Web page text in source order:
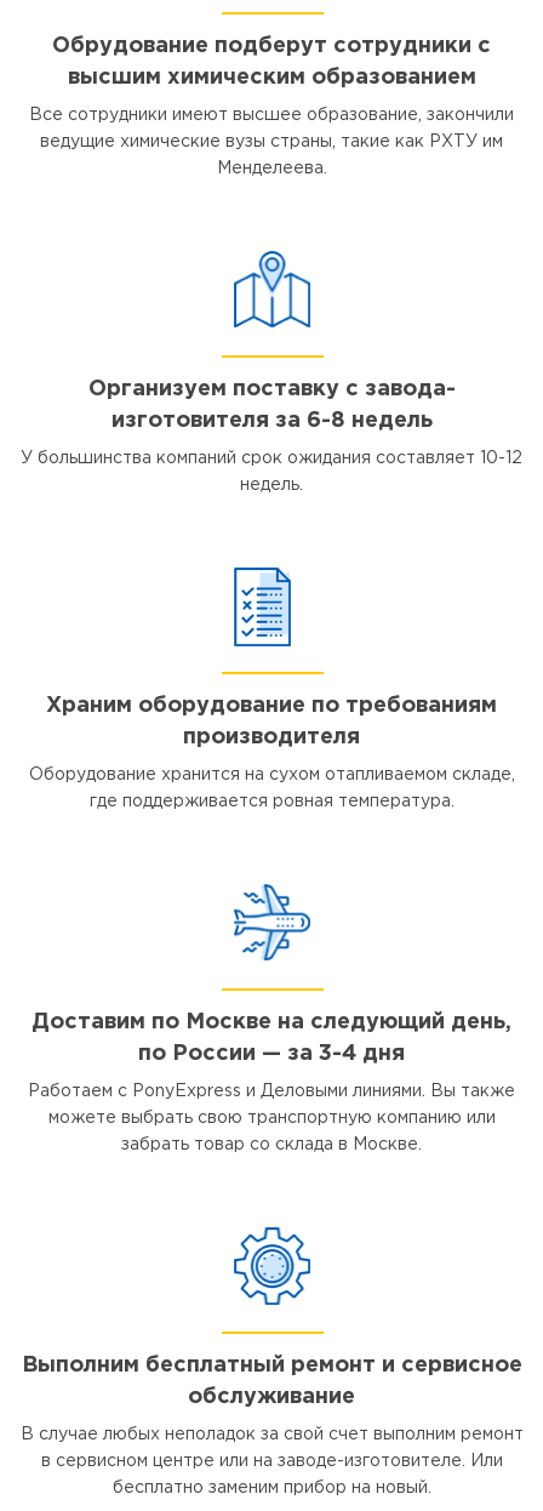
Обрудование подберут сотрудники с
высшим химическим образованием
Все сотрудники имеют высшее образование, закончили
ведущие химические вузы страны, такие как РХТУ им
Менделеева.
Организуем поставку с завода-
изготовителя за 6-8 недель
У большинства компаний срок ожидания составляет 10-12
недель.
Храним оборудование по требованиям
производителя
Оборудование хранится на сухом отапливаемом складе,
где поддерживается ровная температура.
Доставим по Москве на следующий день,
по России — за 3-4 дня
Работаем с PonyExpress и Деловыми линиями. Вы также
можете выбрать свою транспортную компанию или
забрать товар со склада в Москве.
Выполним бесплатный ремонт и сервисное
обслуживание
В случае любых неполадок за свой счет выполним ремонт
в сервисном центре или на заводе-изготовителе. Или
бесплатно заменим прибор на новый.